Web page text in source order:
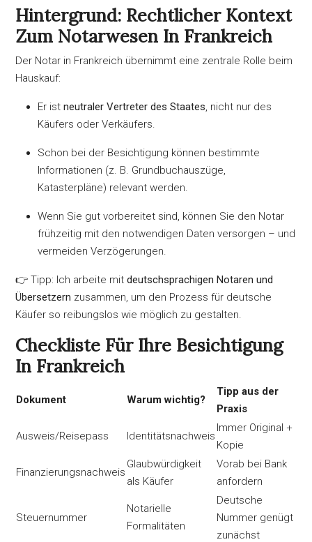
Hintergrund: Rechtlicher Kontext
Zum Notarwesen In Frankreich
Der Notar in Frankreich übernimmt eine zentrale Rolle beim
Hauskauf:
Er ist neutraler Vertreter des Staates , nicht nur des
Käufers oder Verkäufers.
Schon bei der Besichtigung können bestimmte
Informationen (z. B. Grundbuchauszüge,
Katasterpläne) relevant werden.
Wenn Sie gut vorbereitet sind, können Sie den Notar
frühzeitig mit den notwendigen Daten versorgen – und
vermeiden Verzögerungen.
👉 Tipp: Ich arbeite mit deutschsprachigen Notaren und
Übersetzern zusammen, um den Prozess für deutsche
Käufer so reibungslos wie möglich zu gestalten.
Checkliste Für Ihre Besichtigung
In Frankreich
Dokument Warum wichtig?
Tipp aus der
Praxis
Ausweis/Reisepass Identitätsnachweis
Immer Original +
Kopie
Finanzierungsnachweis
Glaubwürdigkeit
als Käufer
Vorab bei Bank
anfordern
Steuernummer
Notarielle
Formalitäten
Deutsche
Nummer genügt
zunächst